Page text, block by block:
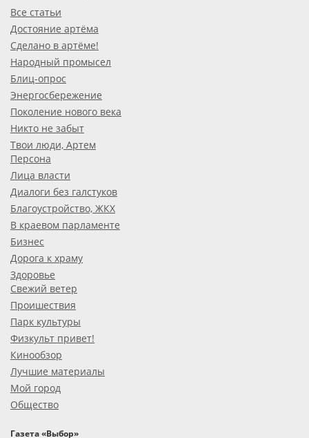
Все статьи
Достояние артёма
Сделано в артёме!
Народный промысел
Блиц-опрос
Энергосбережение
Поколение нового века
Никто не забыт
Твои люди, Артем
Персона
Лица власти
Диалоги без галстуков
Благоустройство, ЖКХ
В краевом парламенте
Бизнес
Дорога к храму
Здоровье
Свежий ветер
Проишествия
Парк культуры
Физкульт привет!
Кинообзор
Лучшие материалы
Мой город
Общество
Газета «Выбор»